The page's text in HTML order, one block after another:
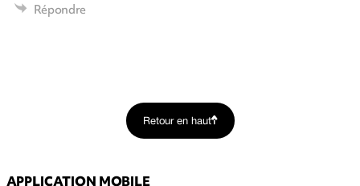
Répondre
Retour en haut
APPLICATION MOBILE